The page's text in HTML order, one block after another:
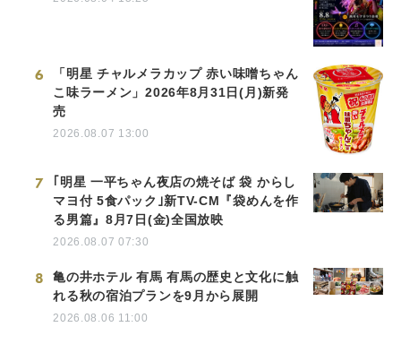
6
「明星 チャルメラカップ 赤い味噌ちゃん
こ味ラーメン」2026年8月31日(月)新発
売
2026.08.07 13:00
7
｢明星 一平ちゃん夜店の焼そば 袋 からし
マヨ付 5食パック｣新TV-CM『袋めんを作
る男篇』8月7日(金)全国放映
2026.08.07 07:30
8
亀の井ホテル 有馬 有馬の歴史と文化に触
れる秋の宿泊プランを9月から展開
2026.08.06 11:00